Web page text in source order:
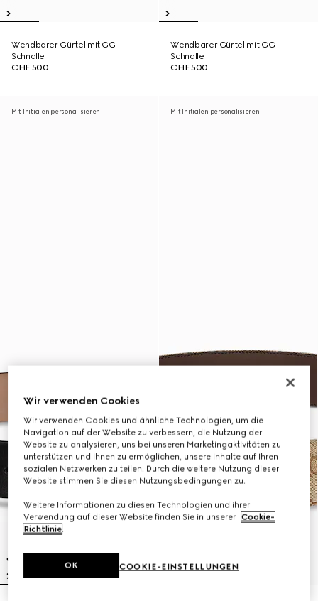
Wendbarer Gürtel mit GG
Schnalle
CHF 500
Wendbarer Gürtel mit GG
Schnalle
CHF 500
Mit Initialen personalisieren Mit Initialen personalisieren
Wir verwenden Cookies
Wir verwenden Cookies und ähnliche Technologien, um die
Navigation auf der Website zu verbessern, die Nutzung der
Website zu analysieren, uns bei unseren Marketingaktivitäten zu
unterstützen und Ihnen zu ermöglichen, unsere Inhalte auf Ihren
sozialen Netzwerken zu teilen. Durch die weitere Nutzung dieser
Website stimmen Sie diesen Nutzungsbedingungen zu.
Weitere Informationen zu diesen Technologien und ihrer
Verwendung auf dieser Website finden Sie in unserer Cookie-
Richtlinie.
COOKIE-EINSTELLUNGEN
OK